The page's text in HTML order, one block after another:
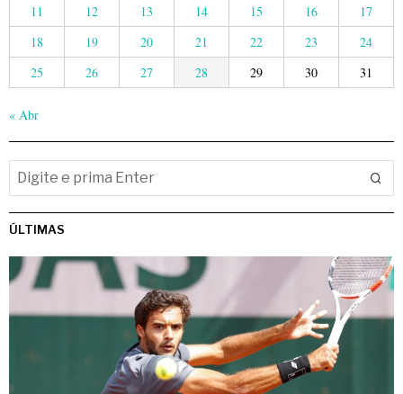
11
12 13 14 15 16
17
18
19 20 21 22 23
24
25
26 27 28 29 30 31
« Abr
ÚLTIMAS